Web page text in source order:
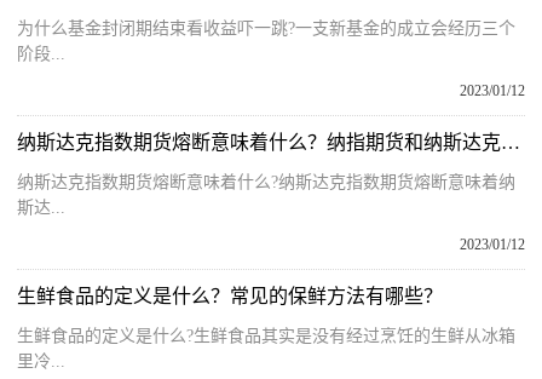
为什么基金封闭期结束看收益吓一跳?一支新基金的成立会经历三个
阶段...
2023/01/12
纳斯达克指数期货熔断意味着什么？纳指期货和纳斯达克有关系吗？
纳斯达克指数期货熔断意味着什么?纳斯达克指数期货熔断意味着纳
斯达...
2023/01/12
生鲜食品的定义是什么？常见的保鲜方法有哪些？
生鲜食品的定义是什么?生鲜食品其实是没有经过烹饪的生鲜从冰箱
里冷...